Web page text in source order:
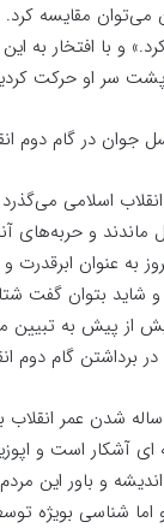
می‌توان مقایسه
و با افتخار به
سر او حرکت
جوان در گام دوم
اسلامی
ماندند و حربه‌های
به عنوان
و شاید بتوان
از پیش به تبیین
برداشتن گام دوم
شدن عمر
آشکار است و
و باور این
و اما شناسی بویژه